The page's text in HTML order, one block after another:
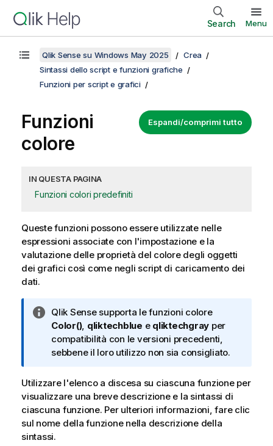
Search Menu
Qlik Sense su Windows May 2025
Crea
Sintassi dello script e funzioni grafiche
Funzioni per script e grafici
Espandi/comprimi tutto
Funzioni
colore
IN QUESTA PAGINA
Funzioni colori predefiniti
Queste funzioni possono essere utilizzate nelle
espressioni associate con l'impostazione e la
valutazione delle proprietà del colore degli oggetti
dei grafici così come negli script di caricamento dei
dati.
N
o
t
a
n
f
o
r
m
Qlik Sensesupporta le funzioni colore
Color(), qliktechblue e qliktechgray per
compatibilità con le versioni precedenti,
sebbene il loro utilizzo non sia consigliato.
Utilizzare l'elenco a discesa su ciascuna funzione per
visualizzare una breve descrizione e la sintassi di
ciascuna funzione. Per ulteriori informazioni, fare clic
sul nome della funzione nella descrizione della
sintassi.